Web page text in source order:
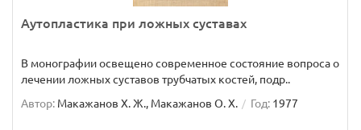
Аутопластика при ложных суставах
В монографии освещено современное состояние вопроса о
лечении ложных суставов трубчатых костей, подр..
Автор: Макажанов Х. Ж., Макажанов О. Х. Год: 1977